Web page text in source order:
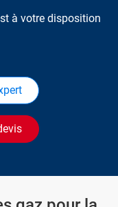
à votre disposition